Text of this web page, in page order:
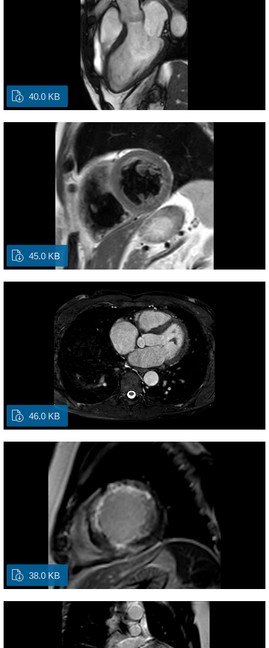
40.0 KB
45.0 KB
46.0 KB
38.0 KB